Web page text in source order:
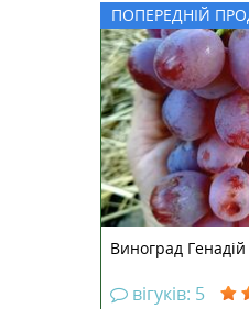
ПОПЕРЕДНІЙ
Виноград
гібридна
винограду
терміну
Була отримана
аматором
сильнорослі.
добре.
Виноград Генадій
вігуків: 5